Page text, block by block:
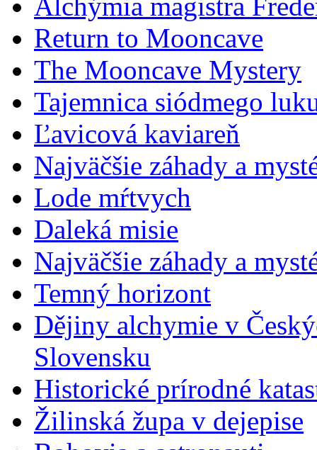
Return to Mooncave
The Mooncave Mystery
Tajemnica siódmego
Ľavicová kaviareň
Najväčšie záhady a
Lode mŕtvych
Daleká misie
Najväčšie záhady a
Temný horizont
Dějiny alchymie v
Slovensku
Historické prírodné
Žilinská župa v dejepise